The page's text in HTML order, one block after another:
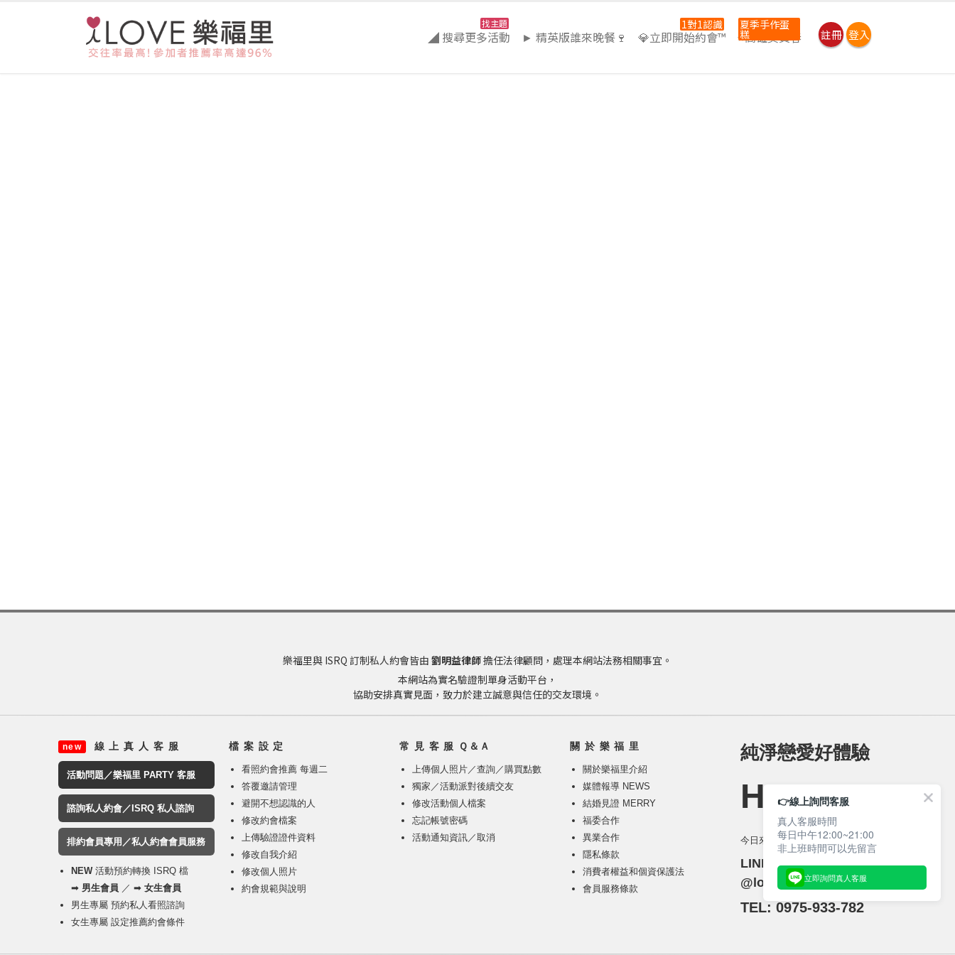
◢ 搜尋更多活動
找主題
► 精英版誰來晚餐🍷 💎立即開始約會™
1對1認識
⭐高雄吳寶春
夏季手作蛋
糕 註冊 登入
樂福里與 ISRQ 訂制私人約會皆由 劉明益律師擔任法律顧問，處理本網站法務相關事宜。
本網站為實名驗證制單身活動平台，
協助安排真實見面，致力於建立誠意與信任的交友環境。
new 線 上 真 人 客 服
活動問題／樂福里 PARTY 客服
諮詢私人約會／ISRQ 私人諮詢
排約會員專用／私人約會會員服務
NEW活動預約轉換 ISRQ 檔
➡ 男生會員 ／ ➡ 女生會員
男生專屬 預約私人看照諮詢
女生專屬 設定推薦約會條件
檔 案 設 定
看照約會推薦 每週二
答覆邀請管理
避開不想認識的人
修改約會檔案
上傳驗證證件資料
修改自我介紹
修改個人照片
約會規範與說明
常 見 客 服 Ｑ＆Ａ
上傳個人照片／查詢／購買點數
獨家／活動派對後續交友
修改活動個人檔案
忘記帳號密碼
活動通知資訊／取消
關 於 樂 福 里
關於樂福里介紹
媒體報導 NEWS
結婚見證 MERRY
福委合作
異業合作
隱私條款
消費者權益和個資保護法
會員服務條款
純淨戀愛好體驗
HELLO_
今日來約會／YOUTUBE 頻道
LINE 活動客服 ：
@lovelyparty
TEL: 0975-933-782
👉線上詢問客服
真人客服時間
每日中午12:00~21:00
非上班時間可以先留言
立即詢問真人客服